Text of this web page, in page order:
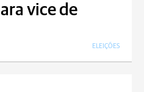
vice de
ELEIÇÕES